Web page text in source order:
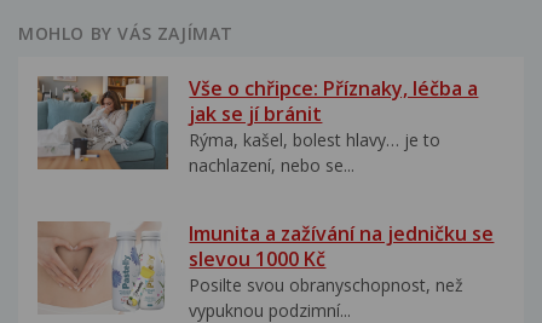
MOHLO BY VÁS ZAJÍMAT
Vše o chřipce: Příznaky, léčba a
jak se jí bránit
Rýma, kašel, bolest hlavy… je to
nachlazení, nebo se...
Imunita a zažívání na jedničku se
slevou 1000 Kč
Posilte svou obranyschopnost, než
vypuknou podzimní...